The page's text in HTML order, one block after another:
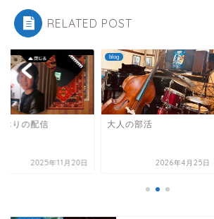
RELATED POST
ぶりの配信
2025年11月20日
blog
大人の部活
2026年4月25日